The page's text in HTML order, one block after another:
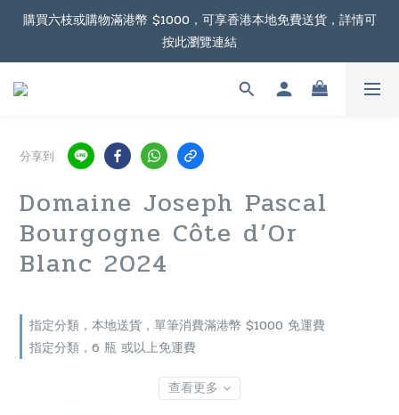
根據香港法律，不得在業務過程中，向未成年人售賣或供應令人醺
醉的酒類。
購買六枝或購物滿港幣 $1000，可享香港本地免費送貨，詳情可
按此瀏覽連結
購物滿港幣 $2000，可享澳門免費送貨，詳情可按此瀏覽連結
根據香港法律，不得在業務過程中，向未成年人售賣或供應令人醺
醉的酒類。
分享到
Domaine Joseph Pascal
Bourgogne Côte d’Or
Blanc 2024
指定分類，本地送貨，單筆消費滿港幣 $1000 免運費
指定分類，6 瓶 或以上免運費
查看更多